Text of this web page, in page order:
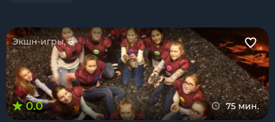
Экшн-игры, 6+
0.0 75 мин.